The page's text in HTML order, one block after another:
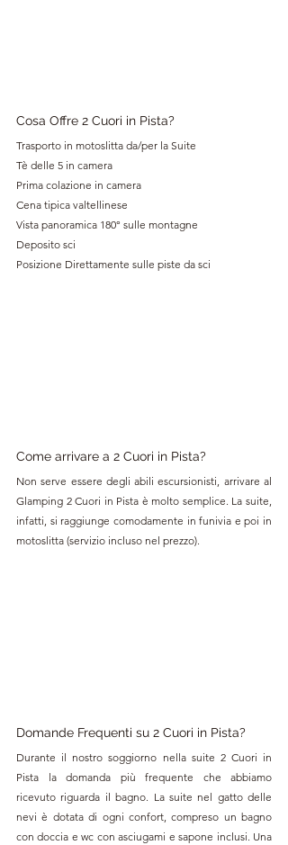
Cosa Offre 2 Cuori in Pista?
Trasporto in motoslitta da/per la Suite
Tè delle 5 in camera
Prima colazione in camera
Cena tipica valtellinese
Vista panoramica 180° sulle montagne
Deposito sci
Posizione Direttamente sulle piste da sci
Come arrivare a 2 Cuori in Pista?
Non serve essere degli abili escursionisti, arrivare al
Glamping 2 Cuori in Pista è molto semplice. La suite,
infatti, si raggiunge comodamente in funivia e poi in
motoslitta (servizio incluso nel prezzo).
Domande Frequenti su 2 Cuori in Pista?
Durante il nostro soggiorno nella suite 2 Cuori in
Pista la domanda più frequente che abbiamo
ricevuto riguarda il bagno. La suite nel gatto delle
nevi è dotata di ogni confort, compreso un bagno
con doccia e wc con asciugami e sapone inclusi. Una